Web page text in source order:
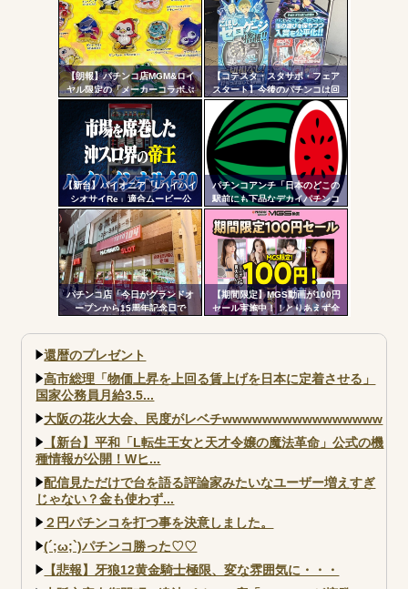
ー、とんでもない事になるｗｗ
ｗｗｗ
【朗報】パチンコ店MGM&ロイ
ヤル限定の「メーカーコラボぷ
っくり3Dシール」が可愛いと話
題に！限定生産3000枚らしい
【コテスタ・スタサポ・フェア
スタート】今後のパチンコは回
数固定系必須でいいよな。そし
て釘は完全に廃止するべき
【新台】パイオニア「Lハイハイ
シオサイRe」適合ムービー公
開！沖スロ界の帝王がスマスロ
ATで復活
パチンコアンチ「日本のどこの
駅前にも下品なデカイパチンコ
屋があって恥ずかしい」
パチンコ店「今日がグランドオ
ープンから15周年記念日で
す」
【期間限定】MGS動画が100円
セール実施中！！とりあえず全
ル
還暦のプレゼント
高市総理「物価上昇を上回る賃上げを日本に定着させる」
国家公務員月給3.5...
大阪の花火大会、民度がレベチwwwwwwwwwwwwwwww
【新台】平和「L転生王女と天才令嬢の魔法革命」公式の機
種情報が公開！Wヒ...
配信見ただけで台を語る評論家みたいなユーザー増えすぎ
じゃない？金も使わず...
２円パチンコを打つ事を決意しました。
(´;ω;`)パチンコ勝った♡♡
【悲報】牙狼12黄金騎士極限、変な雰囲気に・・・